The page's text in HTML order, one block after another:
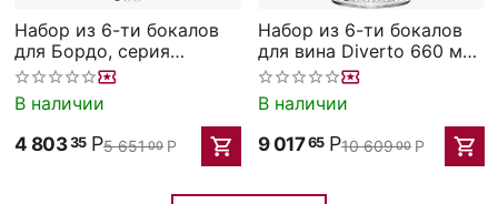
Набор из 6-ти бокалов
для Бордо, серия
Celebration, 660 мл, Rona
В наличии
4 80335 Р5 65100 Р
Набор из 6-ти бокалов
для вина Diverto 660 мл;
D=97 мм,H=240мм, Rona
В наличии
9 01765 Р10 60900 Р